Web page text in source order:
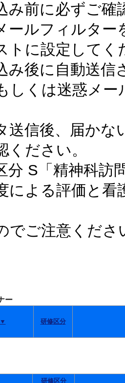
み前に必ずご確
ールフィルタ
トに設定してく
後に自動送信
しくは迷惑メ
信後、届かな
ください。
分 S「精神科
による評価と看
でご注意くださ
ー
研修区分
研修区分